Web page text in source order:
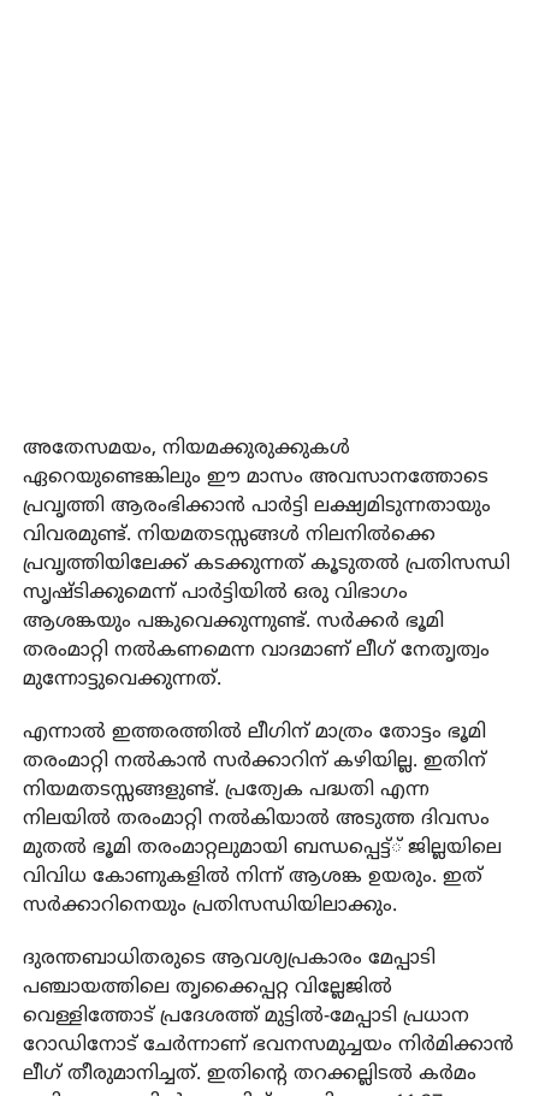
അതേസമയം, നിയമക്കുരുക്കുകൾ
ഏറെയുണ്ടെങ്കിലും ഈ മാസം അവസാനത്തോടെ
പ്രവൃത്തി ആരംഭിക്കാൻ പാർട്ടി ലക്ഷ്യമിടുന്നതായും
വിവരമുണ്ട്. നിയമതടസ്സങ്ങൾ നിലനിൽക്കെ
പ്രവൃത്തിയിലേക്ക് കടക്കുന്നത് കൂടുതൽ പ്രതിസന്ധി
സൃഷ്ടിക്കുമെന്ന് പാർട്ടിയിൽ ഒരു വിഭാഗം
ആശങ്കയും പങ്കുവെക്കുന്നുണ്ട്. സർക്കർ ഭൂമി
തരംമാറ്റി നൽകണമെന്ന വാദമാണ് ലീഗ് നേതൃത്വം
മുന്നോട്ടുവെക്കുന്നത്.
എന്നാൽ ഇത്തരത്തിൽ ലീഗിന് മാത്രം തോട്ടം ഭൂമി
തരംമാറ്റി നൽകാൻ സർക്കാറിന് കഴിയില്ല. ഇതിന്
നിയമതടസ്സങ്ങളുണ്ട്. പ്രത്യേക പദ്ധതി എന്ന
നിലയിൽ തരംമാറ്റി നൽകിയാൽ അടുത്ത ദിവസം
മുതൽ ഭൂമി തരംമാറ്റലുമായി ബന്ധപ്പെട്ട്് ജില്ലയിലെ
വിവിധ കോണുകളിൽ നിന്ന് ആശങ്ക ഉയരും. ഇത്
സർക്കാറിനെയും പ്രതിസന്ധിയിലാക്കും.
ദുരന്തബാധിതരുടെ ആവശ്യപ്രകാരം മേപ്പാടി
പഞ്ചായത്തിലെ തൃക്കൈപ്പറ്റ വില്ലേജിൽ
വെള്ളിത്തോട് പ്രദേശത്ത് മുട്ടിൽ-മേപ്പാടി പ്രധാന
റോഡിനോട് ചേർന്നാണ് ഭവനസമുച്ചയം നിർമിക്കാൻ
ലീഗ് തീരുമാനിച്ചത്. ഇതിന്റെ തറക്കല്ലിടൽ കർമം